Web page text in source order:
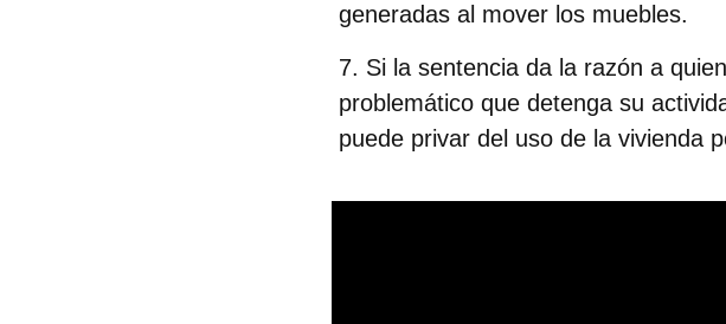
generadas al mover los muebles.
Si la sentencia da la razón a
problemático que detenga su
puede privar del uso de la vivienda